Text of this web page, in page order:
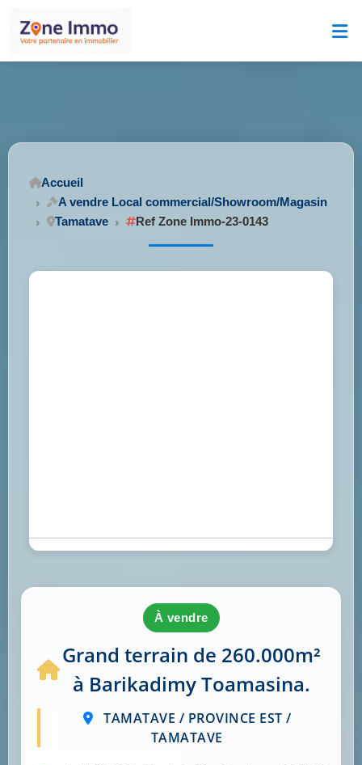
Accueil
A vendre Local commercial/Showroom/Magasin
Tamatave
Ref Zone Immo-23-0143
à vendre
Grand terrain de 260.000m²
à Barikadimy Toamasina.
TAMATAVE / PROVINCE EST /
TAMATAVE